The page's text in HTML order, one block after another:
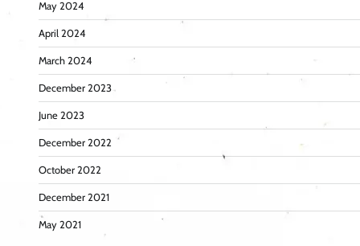
May 2024
April 2024
March 2024
December 2023
June 2023
December 2022
October 2022
December 2021
May 2021